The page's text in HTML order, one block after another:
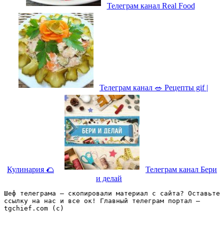
Телеграм канал Real Food
Телеграм канал 🥗 Рецепты gif |
Кулинария 🌮
Телеграм канал Бери
и делай
Шеф телеграма – скопировали материал с сайта? Оставьте
ссылку на нас и все ок! Главный телеграм портал –